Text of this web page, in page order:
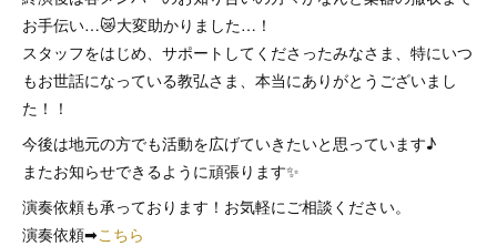
お手伝い…😿大変助かりました…！
スタッフをはじめ、サポートしてくださったみなさま、特にいつ
もお世話になっている教弘さま、本当にありがとうございまし
た！！
今後は地元の方でも活動を広げていきたいと思っています♪
またお知らせできるように頑張ります✨
演奏依頼も承っております！お気軽にご相談ください。
演奏依頼➡こちら